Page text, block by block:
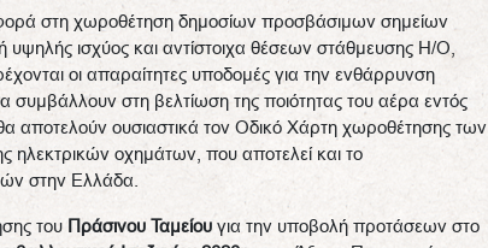
στη χωροθέτηση δημοσίων προσβάσιμων σημείων
ισχύος και αντίστοιχα θέσεων στάθμευσης Η/Ο,
οι απαραίτητες υποδομές για την ενθάρρυνση
στη βελτίωση της ποιότητας του αέρα εντός
αποτελούν ουσιαστικά τον Οδικό Χάρτη χωροθέτησης των
οχημάτων, που αποτελεί και το
στην Ελλάδα.
του Πράσινου Ταμείου για την υποβολή προτάσεων στο